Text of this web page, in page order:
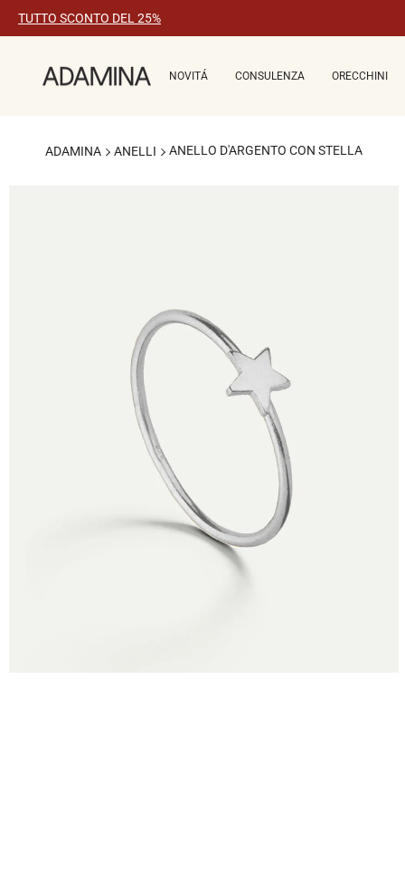
contenuto
TUTTO SCONTO DEL 25%
NOVITÁ CONSULENZA ORECCHINI
ADAMINA ANELLI ANELLO D'ARGENTO CON STELLA